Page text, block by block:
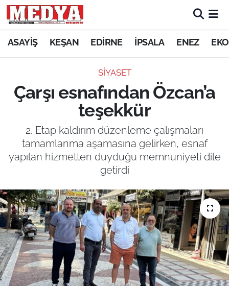
ASAYİŞ KEŞAN EDİRNE İPSALA ENEZ
SİYASET
Çarşı esnafından Özcan’a
teşekkür
2. Etap kaldırım düzenleme çalışmaları
tamamlanma aşamasına gelirken, esnaf
yapılan hizmetten duyduğu memnuniyeti dile
getirdi
KEŞAN
ASAYİŞ
GÜNDEM
SAĞLIK
EĞİTİM
TARIM VE HAYVANCILIK
KÜLTÜR SANAT